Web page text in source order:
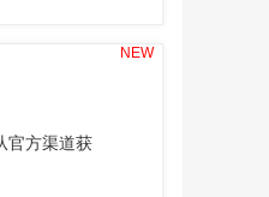
官方渠道获
NEW